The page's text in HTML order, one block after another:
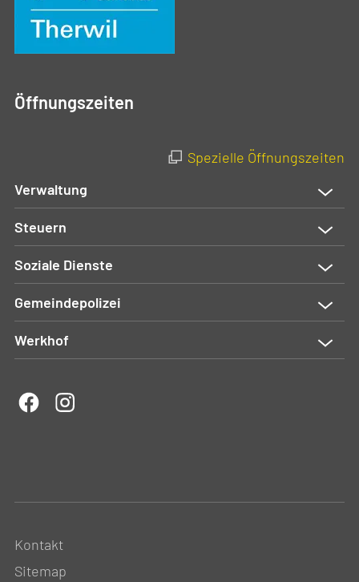
Öffnungszeiten
Spezielle Öffnungszeiten
Verwaltung
Steuern
Soziale Dienste
Gemeindepolizei
Werkhof
Kontakt
Sitemap